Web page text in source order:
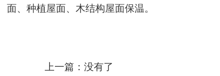
面、种植屋面、木结构屋面保温。
上一篇：没有了